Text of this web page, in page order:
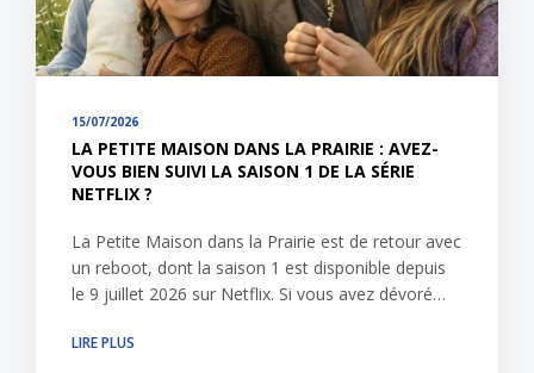
15/07/2026
LA PETITE MAISON DANS LA PRAIRIE : AVEZ-
VOUS BIEN SUIVI LA SAISON 1 DE LA SÉRIE
NETFLIX ?
La Petite Maison dans la Prairie est de retour avec
un reboot, dont la saison 1 est disponible depuis
le 9 juillet 2026 sur Netflix. Si vous avez dévoré…
LIRE PLUS